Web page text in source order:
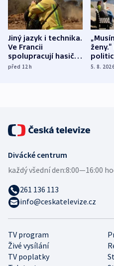
Jiný jazyk i technika.
Ve Francii
spolupracují hasiči z
různých zemí
před 12h 5. 8.
TV program
Živé vysílání
TV poplatky
Divácké centrum
každý všední den:8:00—16:00
261 136 113
info@ceskatelevize.cz